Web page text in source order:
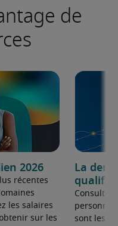
de
2026
récentes
les salaires
sur les
La
qualifié
Consultez
personnel
sont les